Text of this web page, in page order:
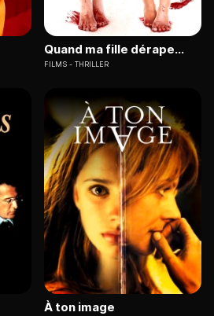
Quand ma fille dérape...
FILMS THRILLER
À ton image